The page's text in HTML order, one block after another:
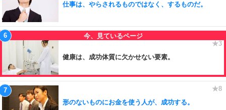
仕事は、やらされるものではなく、するものだ。
健康は、成功体質に欠かせない要素。
形のないものにお金を使う人が、成功する。